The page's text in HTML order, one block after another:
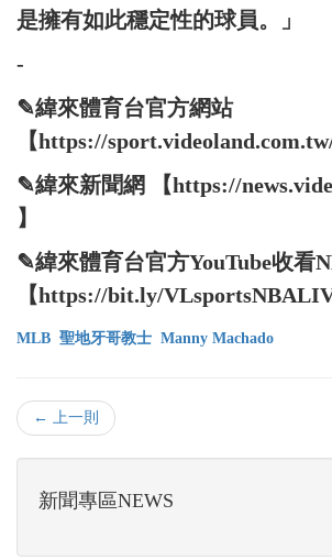
是擁有如此穩定性的球員。」
-
✎緯來體育台官方網站
【https://sport.videoland.com.tw/
✎緯來新聞網 【https://
】
✎緯來體育台官方YouTube收看
【https://bit.ly/
MLB 聖地牙哥教士 Manny Machado
← 上一則
新聞專區NEWS